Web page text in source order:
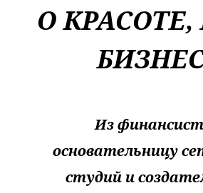
О
Из
основательницу
студий и